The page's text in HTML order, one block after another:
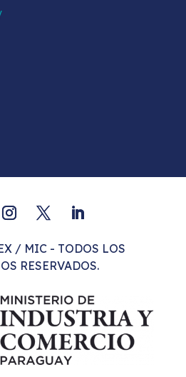
/ MIC - TODOS LOS
RESERVADOS.